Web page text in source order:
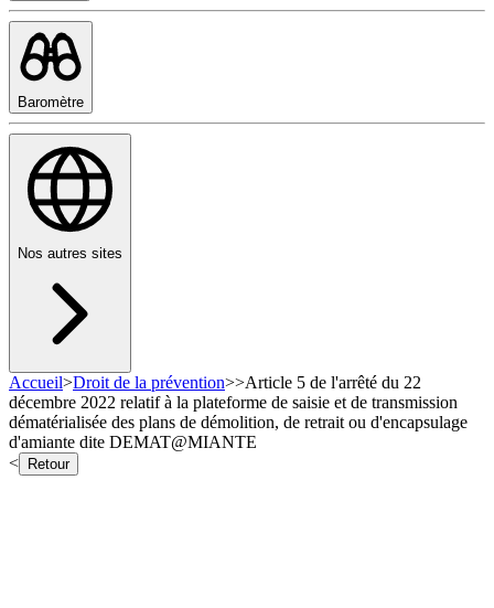
Baromètre
Nos autres sites
Accueil>Droit de la prévention>>Article 5 de l'arrêté du 22
décembre 2022 relatif à la plateforme de saisie et de transmission
dématérialisée des plans de démolition, de retrait ou d'encapsulage
d'amiante dite DEMAT@MIANTE
<
Retour